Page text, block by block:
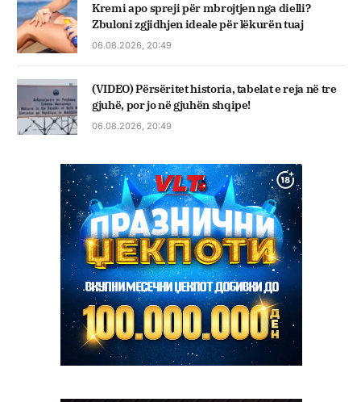
Kremi apo spreji për mbrojtjen nga dielli?
Zbuloni zgjidhjen ideale për lëkurën tuaj
06.08.2026, 20:49
(VIDEO) Përsëritet historia, tabelat e reja në tre
gjuhë, por jo në gjuhën shqipe!
06.08.2026, 20:49